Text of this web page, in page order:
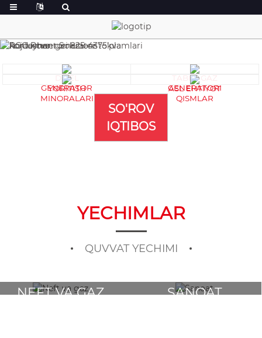
DIZEL
GENERATOR
TABIIY GAZ
GENERATORI
YORITISH
MINORALARI
ASL EHTIYOT
QISMLAR
SO'ROV
IQTIBOS
YECHIMLAR
QUVVAT YECHIMI
NEFT VA GAZ SANOAT